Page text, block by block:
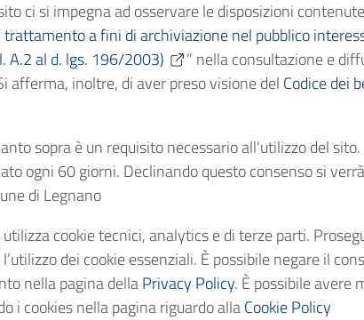
ci si impegna ad osservare le disposizioni
a fini di archiviazione nel pubblico
A.2 al d. lgs. 196/2003)
” nella consultazione e
afferma, inoltre, di aver preso visione del Codice dei
sopra è un requisito necessario all'utilizzo del
ogni 60 giorni. Declinando questo consenso si
di Legnano
cookie tecnici, analytics e di terze parti.
dei cookie essenziali. È possibile negare il
nella pagina dellaPrivacy Policy. È possibile avere
i cookies nella pagina riguardo allaCookie Policy
III - Polizia
1917 - 1918
AS/C9705
Uso pubblico